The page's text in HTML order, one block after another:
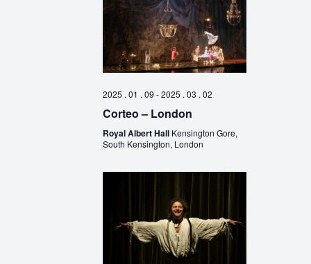
2025 . 01 . 09 -2025 . 03 . 02
Corteo – London
Royal Albert Hall Kensington Gore,
South Kensington, London